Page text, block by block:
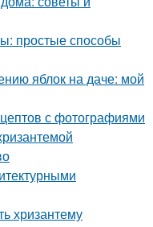
простые способы
яблок на даче: мой
с фотографиями
хризантему